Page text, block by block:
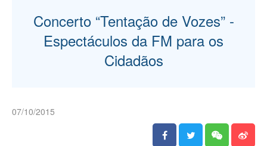
Concerto “Tentação de Vozes” -
Espectáculos da FM para os
Cidadãos
07/10/2015